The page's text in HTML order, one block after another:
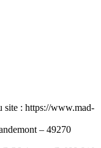
site : https://www.mad-
– 49270